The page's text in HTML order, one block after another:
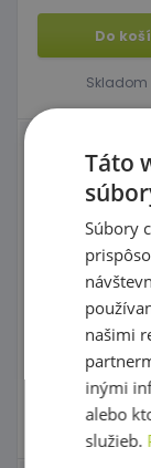
Do
Skladom
Skrinka
kód: 50
dodania:
490,00
Najnižšia cena
30 dní pred
Do
Skladom
Táto
Súbory
našimi
inými
alebo
služieb.